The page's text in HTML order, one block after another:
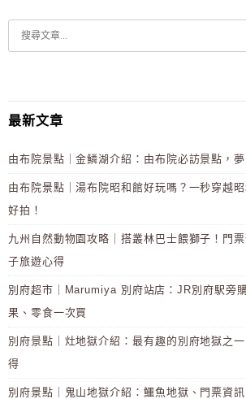
最新文章
由布院景點｜金鱗湖介紹：由布院必訪景點，
由布院景點｜湯布院昭和館好玩嗎？一秒穿越
好拍！
九州自然動物園攻略｜搭叢林巴士餵獅子！門
子旅遊心得
別府超市｜Marumiya 別府站店：JR別府駅旁
果、零食一次買
別府景點｜灶地獄介紹：最有趣的別府地獄之
得
別府景點｜鬼山地獄介紹：鱷魚地獄、門票資